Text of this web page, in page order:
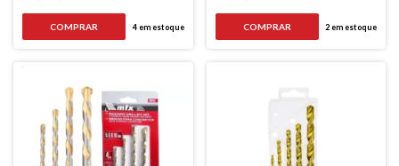
4em estoque 2em estoque